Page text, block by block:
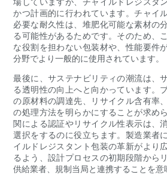
かつ計画的に行われています。チャイ
必要な耐久性は、堆肥化可能な素材の
る可能性があるためです。そのため、
な役割を担わない包装材や、性能要件
分野でより一般的に使用されています。
最後に、サステナビリティの潮流は、
る透明性の向上へと向かっています。
の原材料の調達先、リサイクル含有率
の処理方法を明らかにすることが求め
関による認証やリサイクル性表示は、
選択をするのに役立ちます。製造業者
イルドレジスタント包装の革新がより
るよう、設計プロセスの初期段階から
供給業者、規制当局と連携することを意